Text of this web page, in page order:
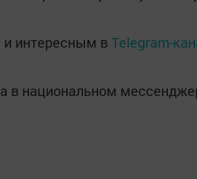
интересным в Telegram-
в национальном